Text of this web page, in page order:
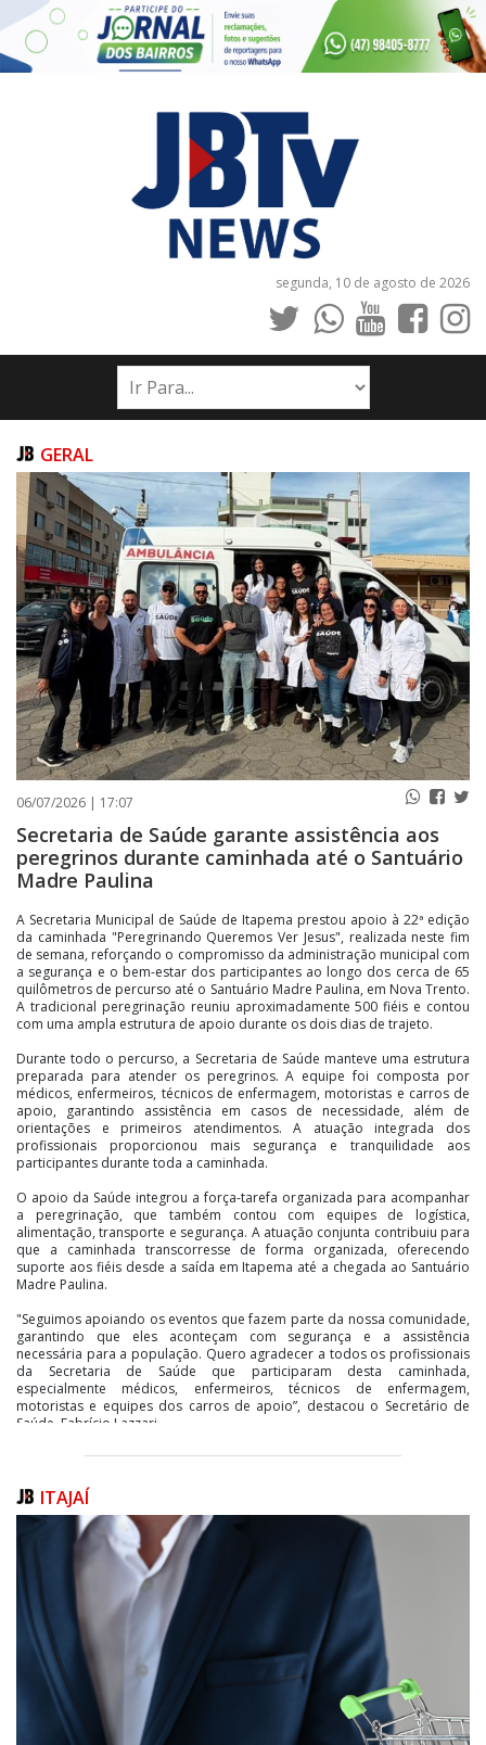
segunda, 10 de agosto de 2026
INÍCIO
NOTÍCIAS
PUBLICAÇÕES LEGAIS
CONTATO
GERAL
06/07/2026 | 17:07
Secretaria de Saúde garante assistência aos
peregrinos durante caminhada até o Santuário
Madre Paulina
A Secretaria Municipal de Saúde de Itapema prestou apoio à 22ª edição
da caminhada "Peregrinando Queremos Ver Jesus", realizada neste fim
de semana, reforçando o compromisso da administração municipal com
a segurança e o bem-estar dos participantes ao longo dos cerca de 65
quilômetros de percurso até o Santuário Madre Paulina, em Nova Trento.
A tradicional peregrinação reuniu aproximadamente 500 fiéis e contou
com uma ampla estrutura de apoio durante os dois dias de trajeto.
Durante todo o percurso, a Secretaria de Saúde manteve uma estrutura
preparada para atender os peregrinos. A equipe foi composta por
médicos, enfermeiros, técnicos de enfermagem, motoristas e carros de
apoio, garantindo assistência em casos de necessidade, além de
orientações e primeiros atendimentos. A atuação integrada dos
profissionais proporcionou mais segurança e tranquilidade aos
participantes durante toda a caminhada.
O apoio da Saúde integrou a força-tarefa organizada para acompanhar
a peregrinação, que também contou com equipes de logística,
alimentação, transporte e segurança. A atuação conjunta contribuiu para
que a caminhada transcorresse de forma organizada, oferecendo
suporte aos fiéis desde a saída em Itapema até a chegada ao Santuário
Madre Paulina.
"Seguimos apoiando os eventos que fazem parte da nossa comunidade,
garantindo que eles aconteçam com segurança e a assistência
necessária para a população. Quero agradecer a todos os profissionais
da Secretaria de Saúde que participaram desta caminhada,
especialmente médicos, enfermeiros, técnicos de enfermagem,
motoristas e equipes dos carros de apoio”, destacou o Secretário de
Saúde, Fabrício Lazzari.
ITAJAÍ